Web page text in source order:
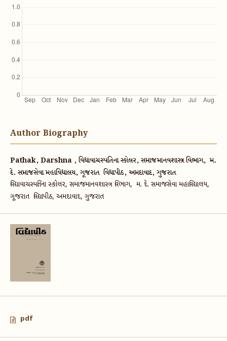
Author Biography
Pathak, Darshna , વિદ્યાવાચસ્પતિના સ્કોલર, સમાજમાનવશાસ્ત્ર વિભાગ, મ.
દે. સમાજસેવા મહાવિદ્યાલય, ગૂજરાત વિદ્યાપીઠ, અમદાવાદ, ગુજરાત
વિદ્યાવાચસ્પતિના સ્કોલર, સમાજમાનવશાસ્ત્ર વિભાગ, મ. દે. સમાજસેવા મહાવિદ્યાલય,
ગૂજરાત વિદ્યાપીઠ, અમદાવાદ, ગુજરાત
pdf